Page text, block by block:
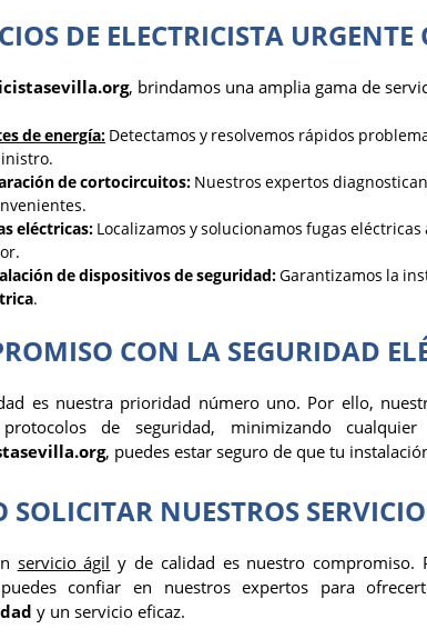
DE ELECTRICISTA URGENTE
, brindamos una amplia gama de
de energía: Detectamos y resolvemos rápidos
de cortocircuitos: Nuestros expertos
eléctricas: Localizamos y solucionamos fugas
de dispositivos de seguridad:Garantizamos la
.
CON LA SEGURIDAD
es nuestra prioridad número uno. Por ello,
de seguridad, minimizando
, puedes estar seguro de que tu
SOLICITAR NUESTROS
servicio ágil y de calidad es nuestro compromiso.
confiar en nuestros expertos para
y un servicio eficaz.